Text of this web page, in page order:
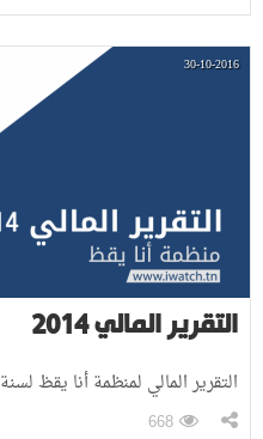
30-10-2016
التقرير المالي 2014
التقرير المالي لمنظمة أنا يقظ لسنة 2014
668